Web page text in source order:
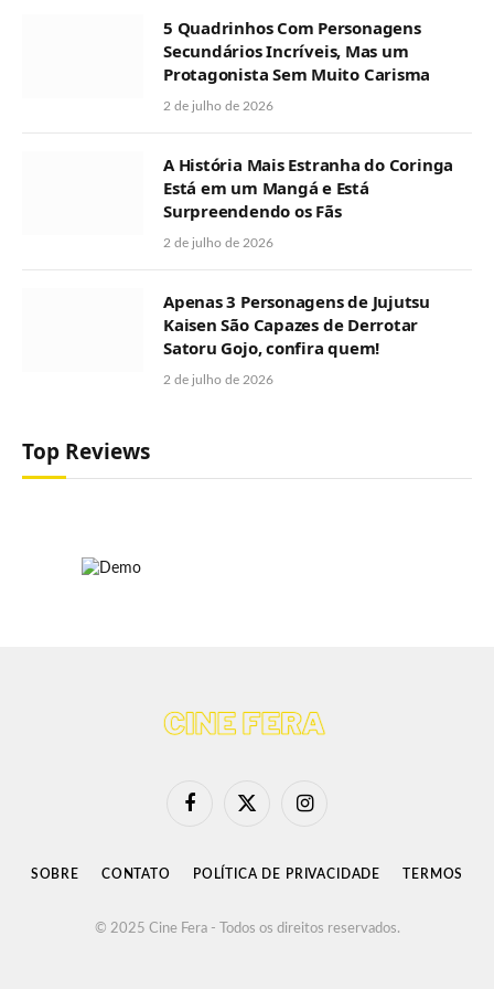
5 Quadrinhos Com Personagens
Secundários Incríveis, Mas um
Protagonista Sem Muito Carisma
2 de julho de 2026
A História Mais Estranha do Coringa
Está em um Mangá e Está
Surpreendendo os Fãs
2 de julho de 2026
Apenas 3 Personagens de Jujutsu
Kaisen São Capazes de Derrotar
Satoru Gojo, confira quem!
2 de julho de 2026
Top Reviews
FacebookX
Instagram
SOBRE CONTATO POLÍTICA DE PRIVACIDADE TERMOS
© 2025 Cine Fera - Todos os direitos reservados.